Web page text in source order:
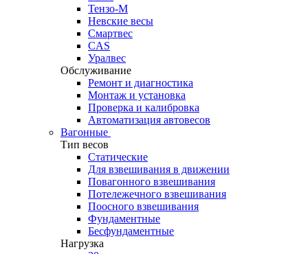
Тензо-М
Невские весы
Смартвес
CAS
Уралвес
Обслуживание
Ремонт и диагностика
Монтаж и установка
Проверка и калибровка
Автоматизация автовесов
Вагонные
Тип весов
Статические
Для взвешивания в движении
Повагонного взвешивания
Потележечного взвешивания
Поосного взвешивания
Фундаментные
Бесфундаментные
Нагрузка